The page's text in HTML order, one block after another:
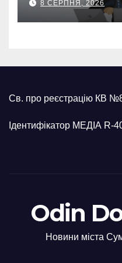
карток
8 СЕРПНЯ, 2026
Св. про реєстрацію КВ
Ідентифікатор МЕДІА R-
Odin
Новини міста